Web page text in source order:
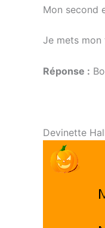
Mon second
Je mets mon
Réponse :
Devinette